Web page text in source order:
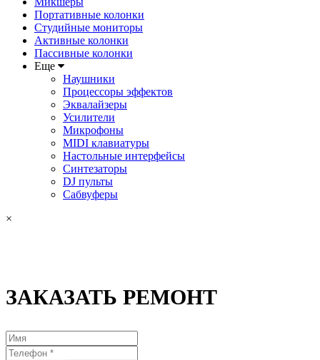
Портативные колонки
Студийные мониторы
Активные колонки
Пассивные колонки
Еще
Наушники
Процессоры эффектов
Эквалайзеры
Усилители
Микрофоны
MIDI клавиатуры
Настольные интерфейсы
Синтезаторы
DJ пульты
Сабвуферы
×
ЗАКАЗАТЬ РЕМОНТ